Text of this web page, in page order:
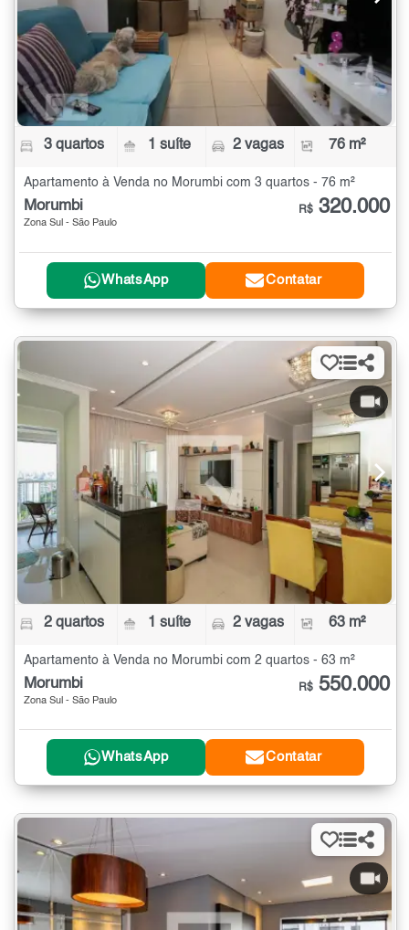
3 quartos 1 suíte 2 vagas 76 m²
Apartamento à Venda no Morumbi com 3 quartos - 76 m²
Morumbi
Zona Sul - São Paulo
R$ 320.000
WhatsApp Contatar
2 quartos 1 suíte 2 vagas 63 m²
Apartamento à Venda no Morumbi com 2 quartos - 63 m²
Morumbi
Zona Sul - São Paulo
R$ 550.000
WhatsApp Contatar